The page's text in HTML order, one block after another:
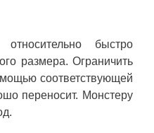
относительно быстро
размера. Ограничить
соответствующей
переносит. Монстеру